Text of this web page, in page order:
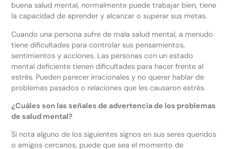
buena salud mental, normalmente puede trabajar bien, tiene
la capacidad de aprender y alcanzar o superar sus metas.
Cuando una persona sufre de mala salud mental, a menudo
tiene dificultades para controlar sus pensamientos,
sentimientos y acciones. Las personas con un estado
mental deficiente tienen dificultades para hacer frente al
estrés. Pueden parecer irracionales y no querer hablar de
problemas pasados ​​o relaciones que les causaron estrés.
¿Cuáles son las señales de advertencia de los problemas
de salud mental?
Si nota alguno de los siguientes signos en sus seres queridos
o amigos cercanos, puede que sea el momento de